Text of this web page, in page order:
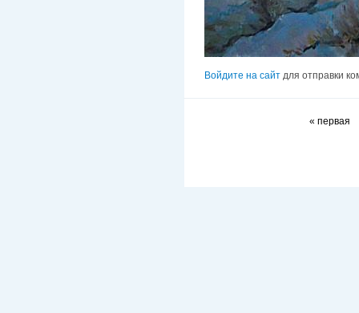
Войдите на сайт для отправки
« первая